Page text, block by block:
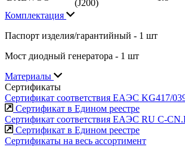
(J200)
Комплектация
Паспорт изделия/гарантийный - 1 шт
Мост диодный генератора - 1 шт
Материалы
Сертификаты
Сертификат соответствия ЕАЭС KG417/
Сертификат в Едином реестре
Сертификат соответствия ЕАЭС RU С-
Сертификат в Едином реестре
Сертификаты на весь ассортимент